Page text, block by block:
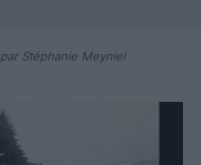
par Stéphanie Meyniel